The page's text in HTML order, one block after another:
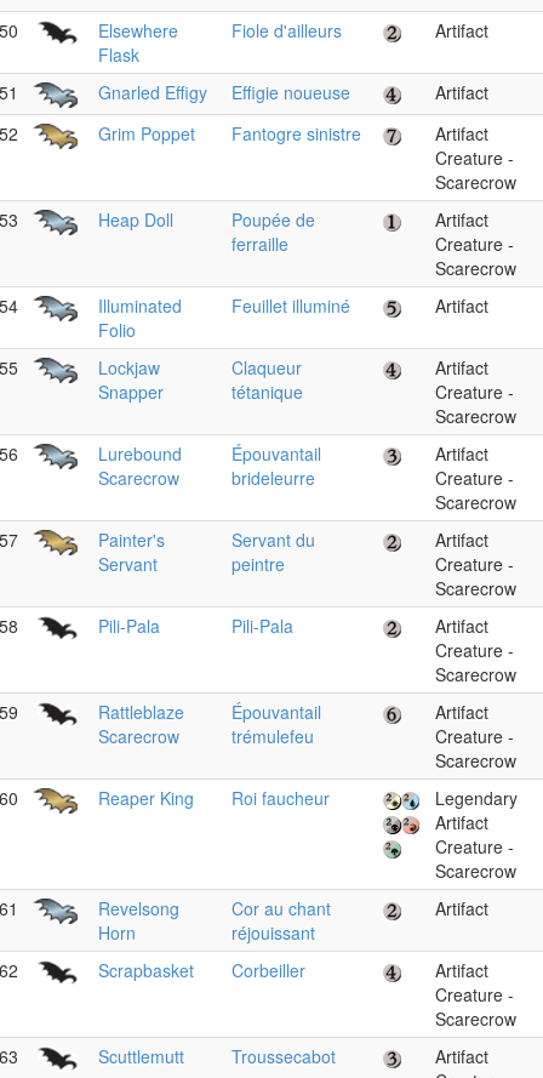
Elsewhere
Flask
Fiole d'ailleurs Artifact
Gnarled Effigy Effigie noueuse
Artifact
Grim Poppet Fantogre sinistre
Artifact
Creature -
Scarecrow
Heap Doll
Poupée de
ferraille
Artifact
Creature -
Scarecrow
Illuminated
Folio
Feuillet illuminé Artifact
Lockjaw
Snapper
Claqueur
tétanique
Artifact
Creature -
Scarecrow
Lurebound
Scarecrow
Épouvantail
brideleurre
Artifact
Creature -
Scarecrow
Painter's
Servant
Servant du
peintre
Artifact
Creature -
Scarecrow
Pili-Pala Pili-Pala
Artifact
Creature -
Scarecrow
Rattleblaze
Scarecrow
Épouvantail
trémulefeu
Artifact
Creature -
Scarecrow
Reaper King Roi faucheur
Legendary
Artifact
Creature -
Scarecrow
Revelsong
Horn
Cor au chant
réjouissant
Artifact
Scrapbasket Corbeiller
Artifact
Creature -
Scarecrow
Scuttlemutt Troussecabot
Artifact